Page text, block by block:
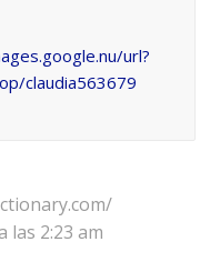
url?
claudia563679
las 2:23 am